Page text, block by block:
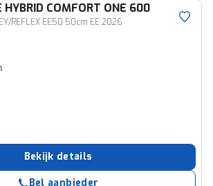
HYBRID COMFORT ONE 600
REFLEX EE50 50cm EE 2026
Bekijk details
Bel aanbieder